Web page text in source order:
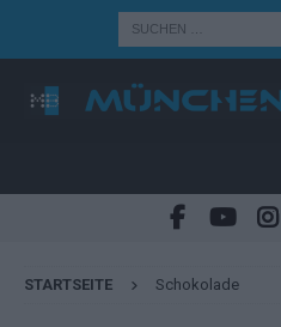
STARTSEITE Schokolade